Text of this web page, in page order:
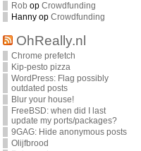
Rob op Crowdfunding
Hannyop Crowdfunding
OhReally.nl
Chrome prefetch
Kip-pesto pizza
WordPress: Flag possibly
outdated posts
Blur your house!
FreeBSD: when did I last
update my ports/packages?
9GAG: Hide anonymous posts
Olijfbrood